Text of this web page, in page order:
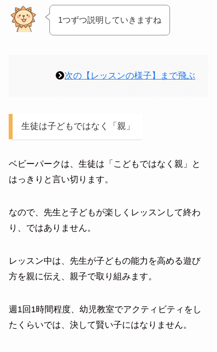
1つずつ説明していきますね
次の【レッスンの様子】まで飛ぶ
生徒は子どもではなく「親」
ベビーパークは、生徒は「こどもではなく親」と
はっきりと言い切ります。
なので、先生と子どもが楽しくレッスンして終わ
り、ではありません。
レッスン中は、先生が子どもの能力を高める遊び
方を親に伝え、親子で取り組みます。
週1回1時間程度、幼児教室でアクティビティをし
たくらいでは、決して賢い子にはなりません。